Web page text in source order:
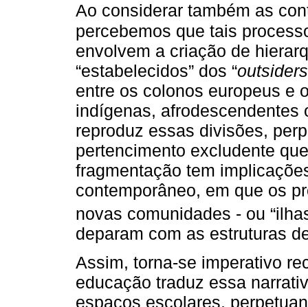
Ao considerar também as
percebemos que tais
envolvem a criação de
“estabelecidos” dos “outsiders
entre os colonos europeus e
indígenas, afrodescendentes
reproduz essas divisões,
pertencimento excludente
fragmentação tem
contemporâneo, em que os
novas comunidades - ou
deparam com as estruturas
Assim, torna-se imperativo
educação traduz essa
espaços escolares,